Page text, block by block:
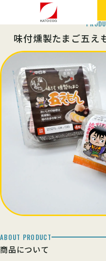
RETAIL PRODUCTS, ETC.
味付燻製たまご五え
ABOUT PRODUCT
商品について